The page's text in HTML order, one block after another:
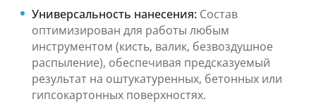
Универсальность нанесения: Состав
оптимизирован для работы любым
инструментом (кисть, валик, безвоздушное
распыление), обеспечивая предсказуемый
результат на оштукатуренных, бетонных или
гипсокартонных поверхностях.